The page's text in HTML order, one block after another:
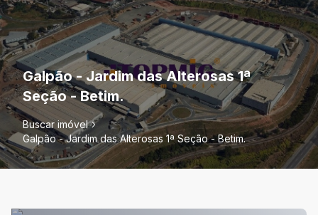
Galpão - Jardim das Alterosas 1ª
Seção - Betim.
Buscar imóvel
Galpão - Jardim das Alterosas 1ª Seção - Betim.